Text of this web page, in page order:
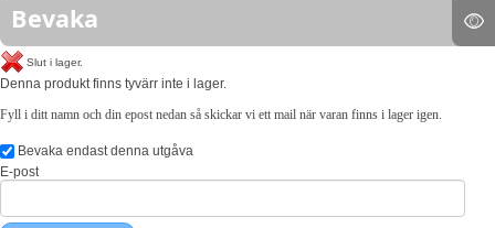
Bevaka
Slut i lager.
Denna produkt finns tyvärr inte i lager.
Fyll i ditt namn och din epost nedan så skickar vi ett mail när varan finns i lager igen.
Bevaka endast denna utgåva
E-post